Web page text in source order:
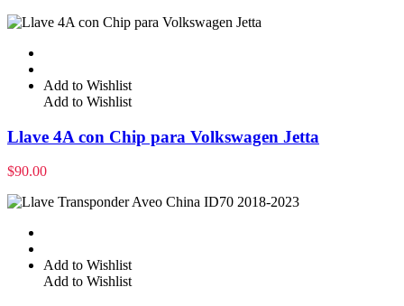
Add to Wishlist
Add to Wishlist
Llave 4A con Chip para Volkswagen Jetta
$90.00
Add to Wishlist
Add to Wishlist